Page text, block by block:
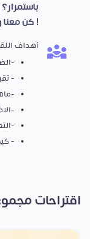
! كن معنا
أهداف
-
-
-
-
-
-
اقتراحات